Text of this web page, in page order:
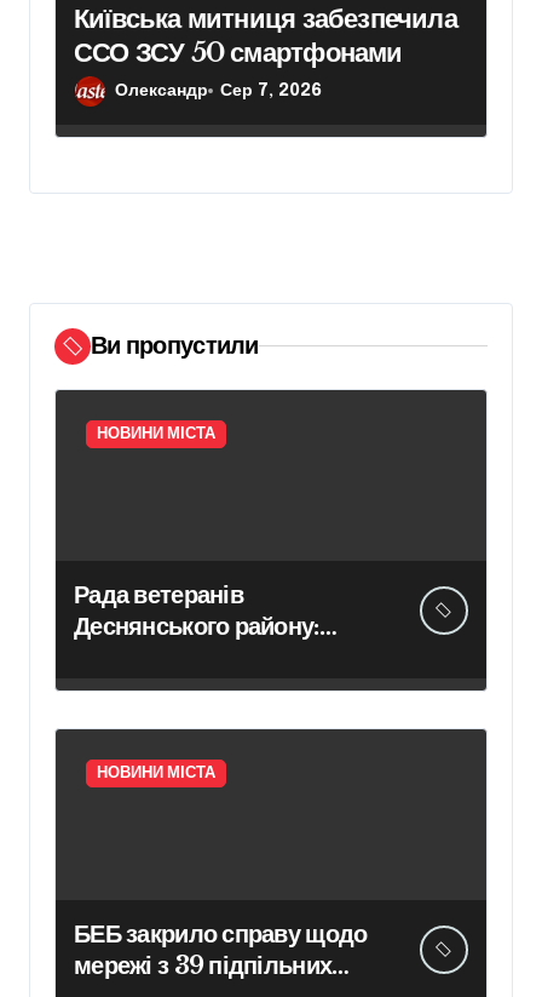
Київська митниця забезпечила
ССО ЗСУ 50 смартфонами
Олександр Сер 7, 2026
Ви пропустили
НОВИНИ МІСТА
Рада ветеранів
Деснянського району:
актуальних питань
НОВИНИ МІСТА
БЕБ закрило справу щодо
мережі з 39 підпільних